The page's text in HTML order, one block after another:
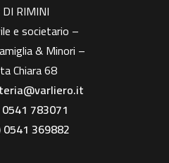
RIMINI
e societario –
& Minori –
Chiara 68
783071
0541 369882